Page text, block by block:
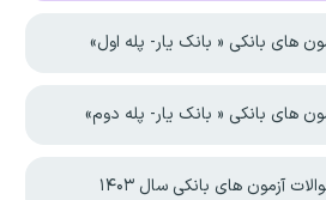
های بانکی « بانک یار- پله اول»
های بانکی « بانک یار- پله دوم»
آزمون های بانکی سال ۱۴۰۳